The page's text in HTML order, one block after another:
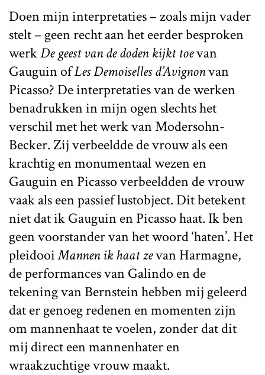
Doen mijn interpretaties – zoals mijn vader
stelt – geen recht aan het eerder besproken
werkDe geest van de doden kijkt toevan
Gauguin ofLes Demoiselles d’Avignonvan
Picasso? De interpretaties van de werken
benadrukken in mijn ogen slechts het
verschil met het werk van Modersohn-
Becker. Zij verbeeldde de vrouw als een
krachtig en monumentaal wezen en
Gauguin en Picasso verbeeldden de vrouw
vaak als een passief lustobject. Dit betekent
niet dat ik Gauguin en Picasso haat. Ik ben
geen voorstander van het woord ‘haten’. Het
pleidooiMannen ik haat zevan Harmagne,
de performances van Galindo en de
tekening van Bernstein hebben mij geleerd
dat er genoeg redenen en momenten zijn
om mannenhaat te voelen, zonder dat dit
mij direct een mannenhater en
wraakzuchtige vrouw maakt.